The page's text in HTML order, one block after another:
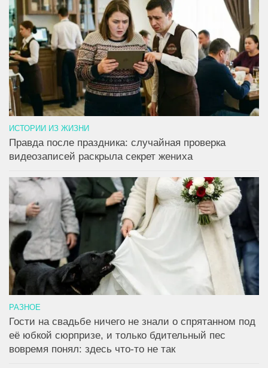
ИСТОРИИ ИЗ ЖИЗНИ
Правда после праздника: случайная проверка
видеозаписей раскрыла секрет жениха
РАЗНОЕ
Гости на свадьбе ничего не знали о спрятанном под
её юбкой сюрпризе, и только бдительный пес
вовремя понял: здесь что-то не так